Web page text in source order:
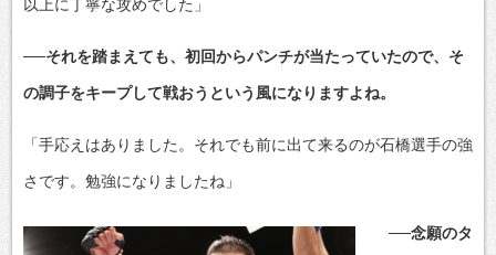
以上に丁寧な攻めでした」
──それを踏まえても、初回からパンチが当たっていたので、そ
の調子をキープして戦おうという風になりますよね。
「手応えはありました。それでも前に出て来るのが石橋選手の強
さです。勉強になりましたね」
──念願のタ